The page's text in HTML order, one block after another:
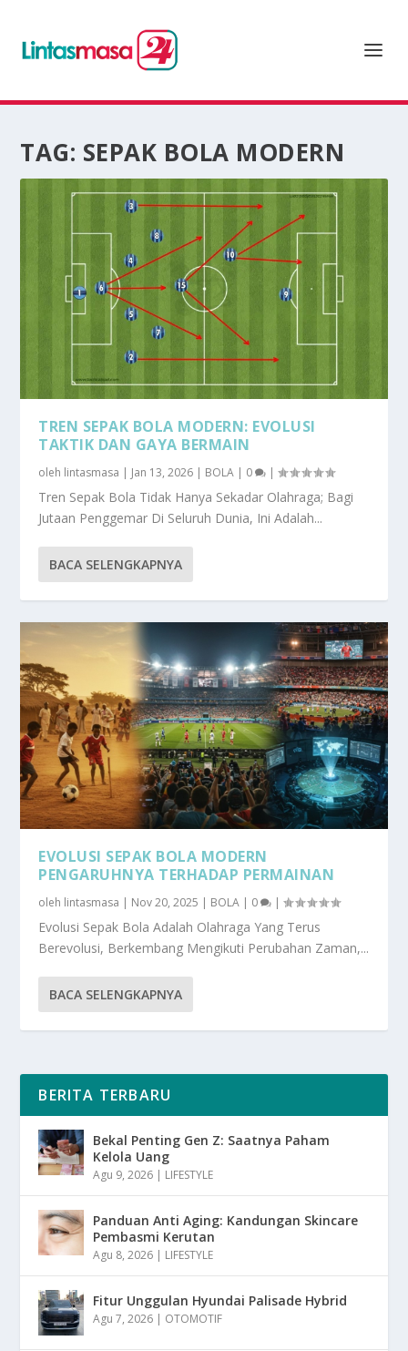
TAG: SEPAK BOLA MODERN
TREN SEPAK BOLA MODERN: EVOLUSI
TAKTIK DAN GAYA BERMAIN
oleh lintasmasa | Jan 13, 2026 | BOLA | 0 |
Tren Sepak Bola Tidak Hanya Sekadar Olahraga; Bagi
Jutaan Penggemar Di Seluruh Dunia, Ini Adalah...
BACA SELENGKAPNYA
EVOLUSI SEPAK BOLA MODERN
PENGARUHNYA TERHADAP PERMAINAN
oleh lintasmasa | Nov 20, 2025 | BOLA | 0 |
Evolusi Sepak Bola Adalah Olahraga Yang Terus
Berevolusi, Berkembang Mengikuti Perubahan Zaman,...
BACA SELENGKAPNYA
BERITA TERBARU
Bekal Penting Gen Z: Saatnya Paham
Kelola Uang
Agu 9, 2026 | LIFESTYLE
Panduan Anti Aging: Kandungan Skincare
Pembasmi Kerutan
Agu 8, 2026 | LIFESTYLE
Fitur Unggulan Hyundai Palisade Hybrid
Agu 7, 2026 | OTOMOTIF